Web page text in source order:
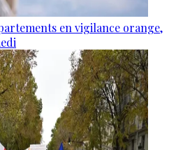
en vigilance orange,